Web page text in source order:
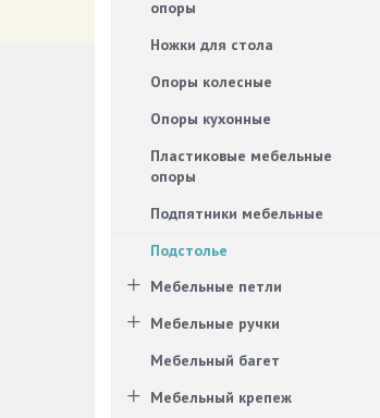
опоры
Ножки для стола
Опоры колесные
Опоры кухонные
Пластиковые мебельные
опоры
Подпятники мебельные
Подстолье
Мебельные петли
Мебельные ручки
Мебельный багет
Мебельный крепеж